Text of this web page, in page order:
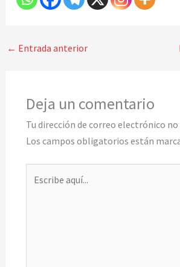
← Entrada anterior
Deja un comentario
Tu dirección de correo electrónico no
Los campos obligatorios están